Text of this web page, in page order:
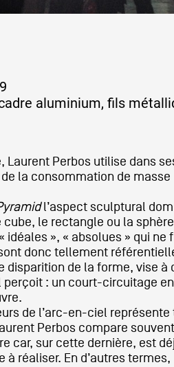
aluminium, fils
Laurent Perbos utilise dans
la consommation de
l’aspect sculptural
le rectangle ou la
idéales », « absolues » qui ne
donc tellement
disparition de la forme, vise
perçoit : un court-circuitage
de l’arc-en-ciel
Perbos compare
car, sur cette dernière, est
à réaliser. En d’autres